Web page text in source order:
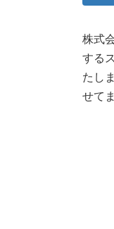
株式
する
たし
せて